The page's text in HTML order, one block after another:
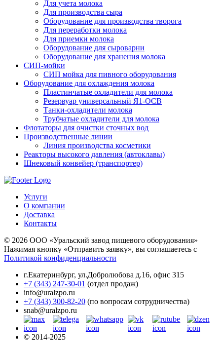
Для учета молока
Для производства сыра
Оборудование для производства творога
Для переработки молока
Для приемки молока
Оборудование для сыроварни
Оборудование для хранения молока
СИП-мойки
СИП мойка для пивного оборудования
Оборудование для охлаждения молока
Пластинчатые охладители для молока
Резервуар универсальный Я1-ОСВ
Танки-охладители молока
Трубчатые охладители для молока
Флотаторы для очистки сточных вод
Производственные линии
Линия производства косметики
Реакторы высокого давления (автоклавы)
Шнековый конвейер (транспортер)
Услуги
О компании
Доставка
Контакты
© 2026 ООО «Уральский завод пищевого оборудования»
Нажимая кнопку «Отправить заявку», вы соглашаетесь с
Политикой конфиденциальности
г.Екатеринбург, ул.Добролюбова д.16, офис 315
+7 (343) 247-30-01 (отдел продаж)
info@uralzpo.ru
+7 (343) 300-82-20 (по вопросам сотрудничества)
snab@uralzpo.ru
© 2014-2025